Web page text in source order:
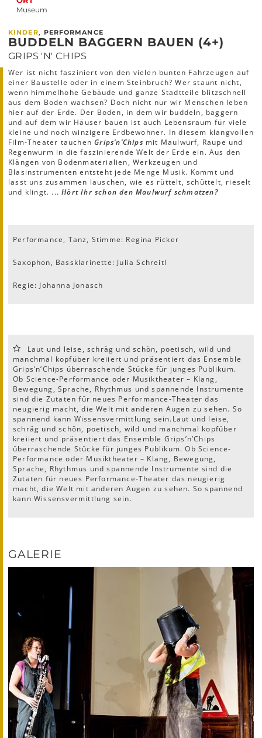
Museum
KINDER, PERFORMANCE
BUDDELN BAGGERN BAUEN (4+)
GRIPS 'N' CHIPS
Wer ist nicht fasziniert von den vielen bunten Fahrzeugen auf
einer Baustelle oder in einem Steinbruch? Wer staunt nicht,
wenn himmelhohe Gebäude und ganze Stadtteile blitzschnell
aus dem Boden wachsen? Doch nicht nur wir Menschen leben
hier auf der Erde. Der Boden, in dem wir buddeln, baggern
und auf dem wir Häuser bauen ist auch Lebensraum für viele
kleine und noch winzigere Erdbewohner. In diesem klangvollen
Film-Theater tauchenGrips’n’Chips mit Maulwurf, Raupe und
Regenwurm in die faszinierende Welt der Erde ein. Aus den
Klängen von Bodenmaterialien, Werkzeugen und
Blasinstrumenten entsteht jede Menge Musik. Kommt und
lasst uns zusammen lauschen, wie es rüttelt, schüttelt, rieselt
und klingt. ... Hört Ihr schon den Maulwurf schmatzen?
Performance, Tanz, Stimme: Regina Picker
Saxophon, Bassklarinette: Julia Schreitl
Regie: Johanna Jonasch
Laut und leise, schräg und schön, poetisch, wild und
manchmal kopfüber kreiiert und präsentiert das Ensemble
Grips’n’Chips überraschende Stücke für junges Publikum.
Ob Science-Performance oder Musiktheater – Klang,
Bewegung, Sprache, Rhythmus und spannende Instrumente
sind die Zutaten für neues Performance-Theater das
neugierig macht, die Welt mit anderen Augen zu sehen. So
spannend kann Wissensvermittlung sein.Laut und leise,
schräg und schön, poetisch, wild und manchmal kopfüber
kreiiert und präsentiert das Ensemble Grips’n’Chips
überraschende Stücke für junges Publikum. Ob Science-
Performance oder Musiktheater – Klang, Bewegung,
Sprache, Rhythmus und spannende Instrumente sind die
Zutaten für neues Performance-Theater das neugierig
macht, die Welt mit anderen Augen zu sehen. So spannend
kann Wissensvermittlung sein.
GALERIE